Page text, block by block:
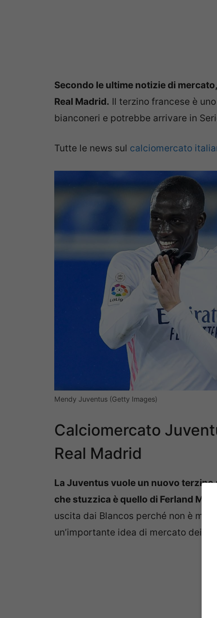
Secondo le ultime notizie di
Real Madrid. Il terzino francese è
bianconeri e potrebbe arrivare in
Tutte le news sul calciomercato
Mendy Juventus (Getty Images)
Calciomercato
Real Madrid
La Juventus vuole un nuovo
che stuzzica è quello di Ferland
uscita dai Blancos perché non è mai
un’importante idea di mercato dei